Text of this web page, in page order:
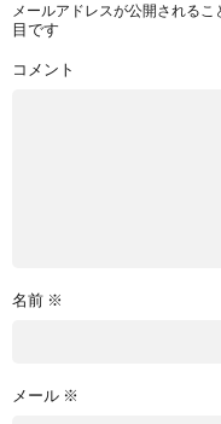
メールアドレスが公開されるこ
目です
コメント
名前 ※
メール ※